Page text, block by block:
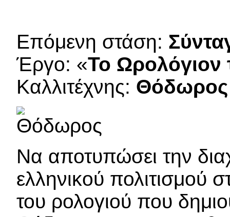
Επόμενη στάση:
Έργο: «Το
Καλλιτέχνης: Θόδωρος
Να αποτυπώσει την
ελληνικού πολιτισμού
του ρολογιού που